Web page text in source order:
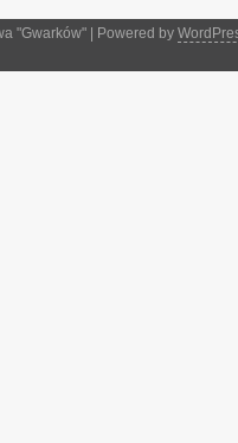
"Gwarków" | Powered by